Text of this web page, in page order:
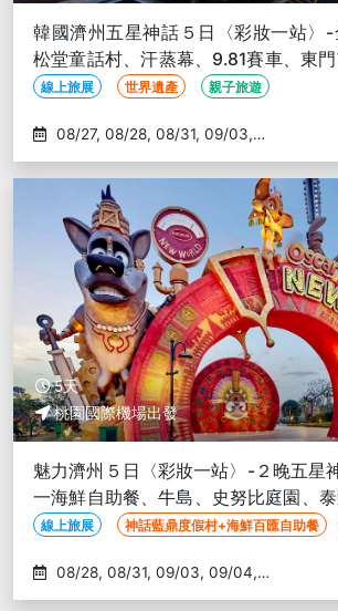
韓國濟州五星神話５日〈彩妝一站〉-
松堂童話村、汗蒸幕、9.81賽車、東
車、跆拳道秀
線上旅展 世界遺產 親子旅遊
09/04
5天
桃園國際機場出發
魅力濟州５日〈彩妝一站〉-２晚五星
一海鮮自助餐、牛島、史努比庭園、
森林小火車、阿里郎秀
線上旅展 神話藍鼎度假村+海鮮百匯自助餐
09/06